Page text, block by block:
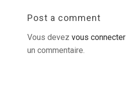
Post a comment
Vous devez vous connecter
un commentaire.